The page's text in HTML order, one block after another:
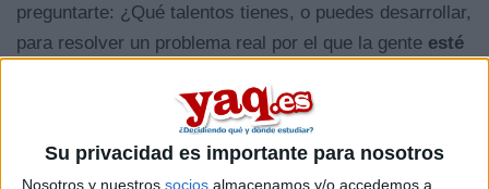
Su privacidad es importante para nosotros
Nosotros y nuestros socios almacenamos y/o accedemos a
preguntarte: ¿Qué talentos tienes, o puedes desarrollar,
para resolver un problema real por el que la gente esté
Porque tu futuro no depende tanto de lo que estudias.
La clave está en lo que haces con lo que estudias. Si
gracias a tus conocimientos y habilidades eres capaz